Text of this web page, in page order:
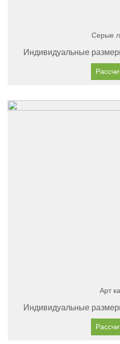
Серые
Индивидуальные
Арт
Индивидуальные